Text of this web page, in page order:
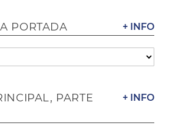
+ INFO
PORTADA
+ INFO
PARTE